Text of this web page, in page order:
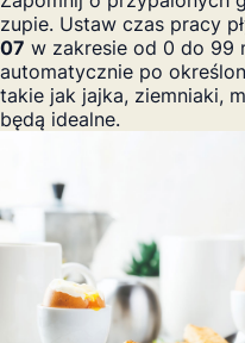
zupie. Ustaw czas pracy
07 w zakresie od 0 do 99
automatycznie po
takie jak jajka, ziemniaki,
będą idealne.